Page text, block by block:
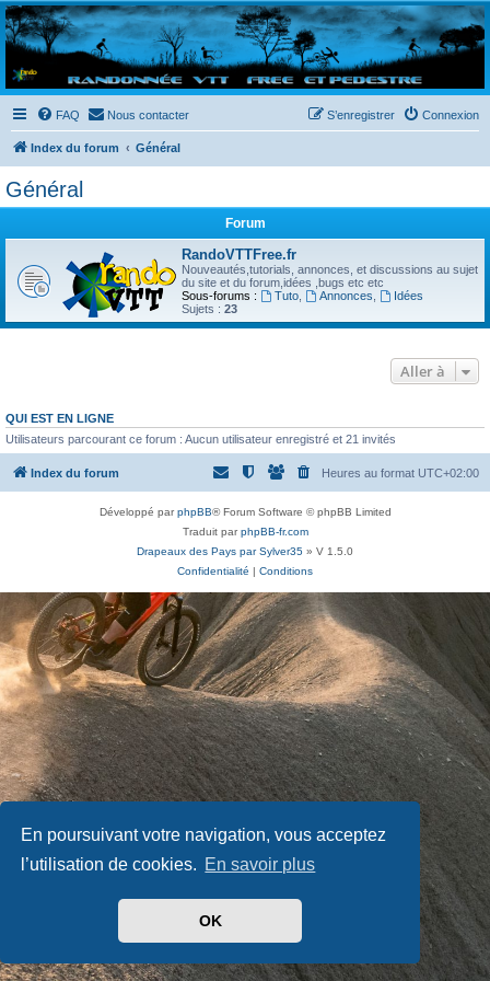
En poursuivant votre navigation, vous acceptez
l’utilisation de cookies. En savoir plus
OK
Randovttfree.fr
Bienvenue sur le site des randos vtt et pédestre de Bretagne . Bonne navigation sur le site
et bonnes randos dans l'Ouest !
FAQ Nous contacter Connexion
S’enregistrer
Index du forum Général
Général
Forum
RandoVTTFree.fr
Nouveautés,tutorials, annonces, et discussions au sujet
du site et du forum,idées ,bugs etc etc
Sous-forums :
Tuto, Annonces
Idées
Sujets : 23
Aller à
QUI EST EN LIGNE
Utilisateurs parcourant ce forum : Aucun utilisateur enregistré et 21 invités
Index du forum Heures au format UTC+02:00
Développé parphpBB® Forum Software © phpBB Limited
Traduit parphpBB-fr.com
Drapeaux des Pays par Sylver35 » V 1.5.0
Confidentialité | Conditions